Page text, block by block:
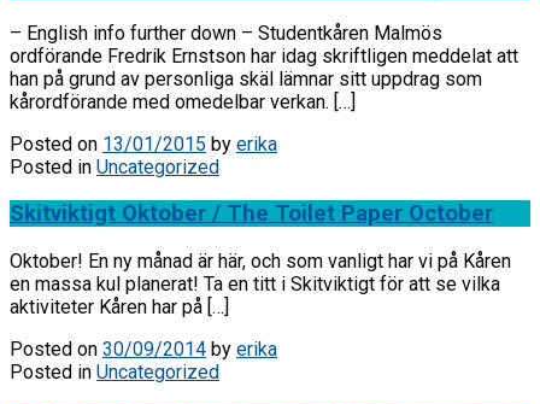
– English info further down – Studentkåren Malmös
ordförande Fredrik Ernstson har idag skriftligen meddelat att
han på grund av personliga skäl lämnar sitt uppdrag som
kårordförande med omedelbar verkan. […]
Posted on 13/01/2015 by erika
Posted in Uncategorized
Skitviktigt Oktober / The Toilet Paper October
Oktober! En ny månad är här, och som vanligt har vi på Kåren
en massa kul planerat! Ta en titt i Skitviktigt för att se vilka
aktiviteter Kåren har på […]
Posted on 30/09/2014 by erika
Posted in Uncategorized